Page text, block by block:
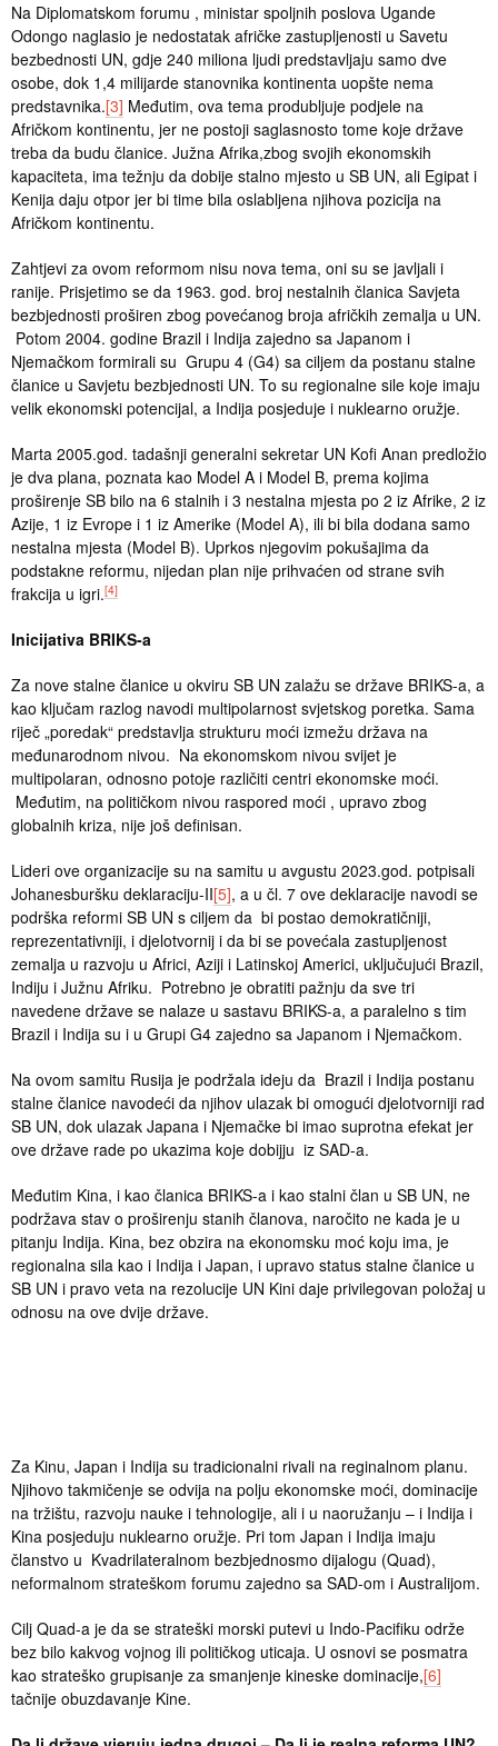
Na Diplomatskom forumu , ministar spoljnih poslova Ugande
Odongo naglasio je nedostatak afričke zastupljenosti u Savetu
bezbednosti UN, gdje 240 miliona ljudi predstavljaju samo dve
osobe, dok 1,4 milijarde stanovnika kontinenta uopšte nema
predstavnika.[3] Međutim, ova tema produbljuje podjele na
Afričkom kontinentu, jer ne postoji saglasnosto tome koje države
treba da budu članice. Južna Afrika,zbog svojih ekonomskih
kapaciteta, ima težnju da dobije stalno mjesto u SB UN, ali Egipat i
Kenija daju otpor jer bi time bila oslabljena njihova pozicija na
Afričkom kontinentu.
Zahtjevi za ovom reformom nisu nova tema, oni su se javljali i
ranije. Prisjetimo se da 1963. god. broj nestalnih članica Savjeta
bezbjednosti proširen zbog povećanog broja afričkih zemalja u UN.
Potom 2004. godine Brazil i Indija zajedno sa Japanom i
Njemačkom formirali su Grupu 4 (G4) sa ciljem da postanu stalne
članice u Savjetu bezbjednosti UN. To su regionalne sile koje imaju
velik ekonomski potencijal, a Indija posjeduje i nuklearno oružje.
Marta 2005.god. tadašnji generalni sekretar UN Kofi Anan predložio
je dva plana, poznata kao Model A i Model B, prema kojima
proširenje SB bilo na 6 stalnih i 3 nestalna mjesta po 2 iz Afrike, 2 iz
Azije, 1 iz Evrope i 1 iz Amerike (Model A), ili bi bila dodana samo
nestalna mjesta (Model B). Uprkos njegovim pokušajima da
podstakne reformu, nijedan plan nije prihvaćen od strane svih
frakcija u igri.[4]
Inicijativa BRIKS-a
Za nove stalne članice u okviru SB UN zalažu se države BRIKS-a, a
kao ključam razlog navodi multipolarnost svjetskog poretka. Sama
riječ „poredak“ predstavlja strukturu moći izmežu država na
međunarodnom nivou. Na ekonomskom nivou svijet je
multipolaran, odnosno potoje različiti centri ekonomske moći.
Međutim, na političkom nivou raspored moći , upravo zbog
globalnih kriza, nije još definisan.
Lideri ove organizacije su na samitu u avgustu 2023.god. potpisali
Johanesburšku deklaraciju-II[5], a u čl. 7 ove deklaracije navodi se
podrška reformi SB UN s ciljem da bi postao demokratičniji,
reprezentativniji, i djelotvornij i da bi se povećala zastupljenost
zemalja u razvoju u Africi, Aziji i Latinskoj Americi, uključujući Brazil,
Indiju i Južnu Afriku. Potrebno je obratiti pažnju da sve tri
navedene države se nalaze u sastavu BRIKS-a, a paralelno s tim
Brazil i Indija su i u Grupi G4 zajedno sa Japanom i Njemačkom.
Na ovom samitu Rusija je podržala ideju da Brazil i Indija postanu
stalne članice navodeći da njihov ulazak bi omogući djelotvorniji rad
SB UN, dok ulazak Japana i Njemačke bi imao suprotna efekat jer
ove države rade po ukazima koje dobijju iz SAD-a.
Međutim Kina, i kao članica BRIKS-a i kao stalni član u SB UN, ne
podržava stav o proširenju stanih članova, naročito ne kada je u
pitanju Indija. Kina, bez obzira na ekonomsku moć koju ima, je
regionalna sila kao i Indija i Japan, i upravo status stalne članice u
SB UN i pravo veta na rezolucije UN Kini daje privilegovan položaj u
odnosu na ove dvije države.
Za Kinu, Japan i Indija su tradicionalni rivali na reginalnom planu.
Njihovo takmičenje se odvija na polju ekonomske moći, dominacije
na tržištu, razvoju nauke i tehnologije, ali i u naoružanju – i Indija i
Kina posjeduju nuklearno oružje. Pri tom Japan i Indija imaju
članstvo u Kvadrilateralnom bezbjednosmo dijalogu (Quad),
neformalnom strateškom forumu zajedno sa SAD-om i Australijom.
Cilj Quad-a je da se strateški morski putevi u Indo-Pacifiku održe
bez bilo kakvog vojnog ili političkog uticaja. U osnovi se posmatra
kao strateško grupisanje za smanjenje kineske dominacije,[6]
tačnije obuzdavanje Kine.